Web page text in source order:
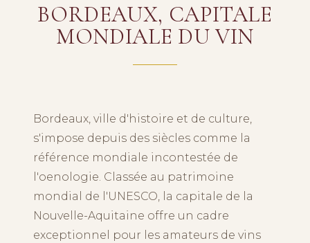
BORDEAUX, CAPITALE
MONDIALE DU VIN
Bordeaux, ville d'histoire et de culture,
s'impose depuis des siècles comme la
référence mondiale incontestée de
l'oenologie. Classée au patrimoine
mondial de l'UNESCO, la capitale de la
Nouvelle-Aquitaine offre un cadre
exceptionnel pour les amateurs de vins